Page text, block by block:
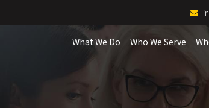
What We Do Who We Serve